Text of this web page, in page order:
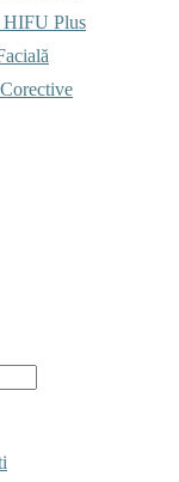
HIFU Plus